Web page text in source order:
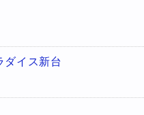
ダイス新台